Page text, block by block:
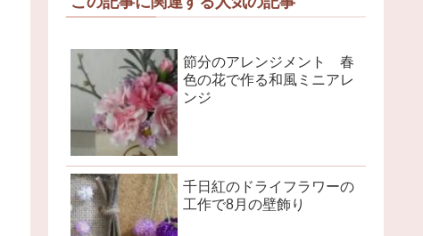
節分のアレンジメント 春
色の花で作る和風ミニアレ
ンジ
千日紅のドライフラワーの
工作で8月の壁飾り